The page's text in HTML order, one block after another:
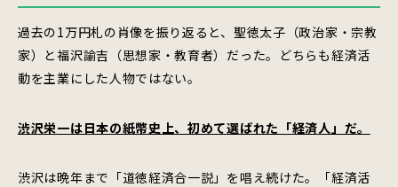
過去の1万円札の肖像を振り返ると、聖徳太子（政治家・宗教
家）と福沢諭吉（思想家・教育者）だった。どちらも経済活
動を主業にした人物ではない。
渋沢栄一は日本の紙幣史上、初めて選ばれた「経済人」だ。
渋沢は晩年まで「道徳経済合一説」を唱え続けた。「経済活